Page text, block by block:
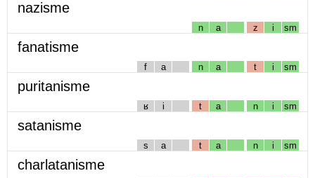
nazisme
n a z i sm
fanatisme
f a n a t i sm
puritanisme
ʁ i t a n i sm
satanisme
s a t a n i sm
charlatanisme